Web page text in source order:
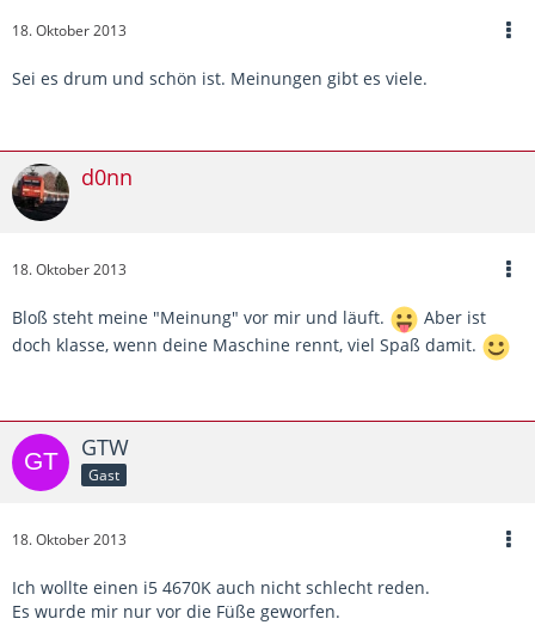
18. Oktober 2013
Sei es drum und schön ist. Meinungen gibt es viele.
d0nn
18. Oktober 2013
Bloß steht meine "Meinung" vor mir und läuft.
Aber ist
doch klasse, wenn deine Maschine rennt, viel Spaß damit.
GTW
Gast
18. Oktober 2013
Ich wollte einen i5 4670K auch nicht schlecht reden.
Es wurde mir nur vor die Füße geworfen.